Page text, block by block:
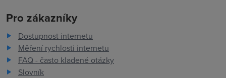
Pro zákazníky
Dostupnost internetu
Měření rychlosti internetu
FAQ - často kladené otázky
Slovník